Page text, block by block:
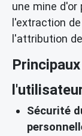
une mine
l'extraction
l'attribution
Sécurité